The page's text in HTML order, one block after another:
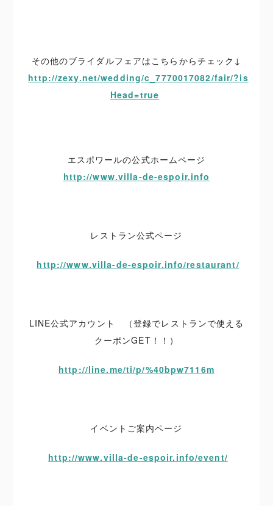
その他のブライダルフェアはこちらからチェック↓
http://zexy.net/wedding/c_7770017082/fair/?is
Head=true
エスポワールの公式ホームページ
http://www.villa-de-espoir.info
レストラン公式ページ
http://www.villa-de-espoir.info/restaurant/
LINE公式アカウント （登録でレストランで使える
クーポンGET！！）
http://line.me/ti/p/%40bpw7116m
イベントご案内ページ
http://www.villa-de-espoir.info/event/